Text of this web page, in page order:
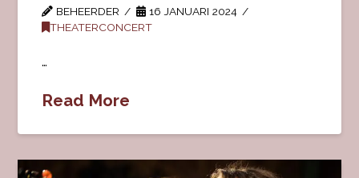
BEHEERDER
16 JANUARI 2024
THEATERCONCERT
…
Read More